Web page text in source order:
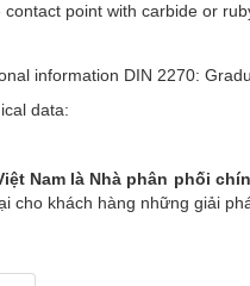
contact point with carbide or
information DIN 2270:
data:
Nam là Nhà phân phối
cho khách hàng những giải